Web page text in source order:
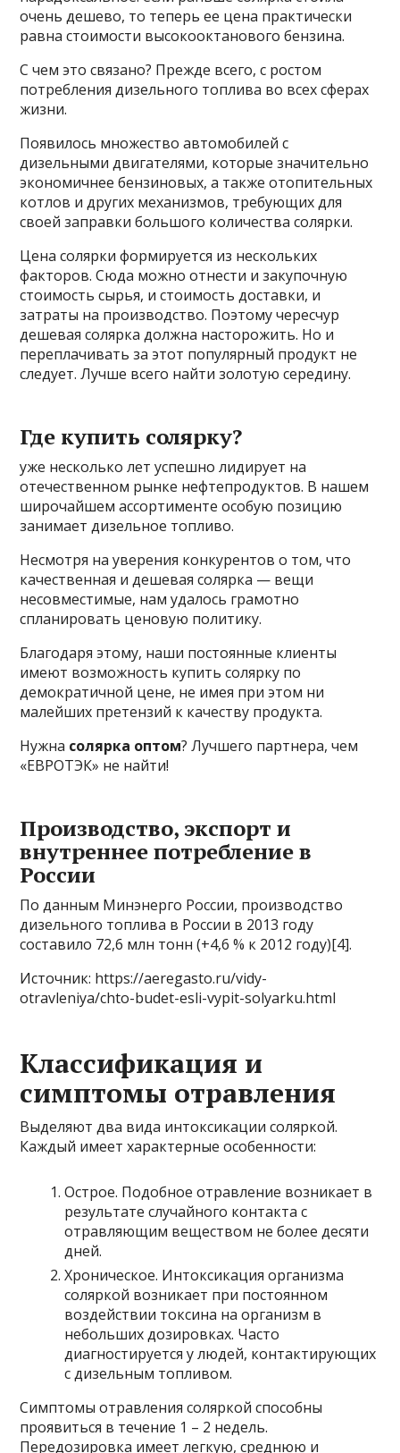
очень дешево, то теперь ее цена практически
равна стоимости высокооктанового бензина.
С чем это связано? Прежде всего, с ростом
потребления дизельного топлива во всех сферах
жизни.
Появилось множество автомобилей с
дизельными двигателями, которые значительно
экономичнее бензиновых, а также отопительных
котлов и других механизмов, требующих для
своей заправки большого количества солярки.
Цена солярки формируется из нескольких
факторов. Сюда можно отнести и закупочную
стоимость сырья, и стоимость доставки, и
затраты на производство. Поэтому чересчур
дешевая солярка должна насторожить. Но и
переплачивать за этот популярный продукт не
следует. Лучше всего найти золотую середину.
Где купить солярку?
уже несколько лет успешно лидирует на
отечественном рынке нефтепродуктов. В нашем
широчайшем ассортименте особую позицию
занимает дизельное топливо.
Несмотря на уверения конкурентов о том, что
качественная и дешевая солярка — вещи
несовместимые, нам удалось грамотно
спланировать ценовую политику.
Благодаря этому, наши постоянные клиенты
имеют возможность купить солярку по
демократичной цене, не имея при этом ни
малейших претензий к качеству продукта.
Нужна солярка оптом? Лучшего партнера, чем
«ЕВРОТЭК» не найти!
Производство, экспорт и
внутреннее потребление в
России
По данным Минэнерго России, производство
дизельного топлива в России в 2013 году
составило 72,6 млн тонн (+4,6 % к 2012 году)[4].
Источник: https://aeregasto.ru/vidy-
otravleniya/chto-budet-esli-vypit-solyarku.html
Классификация и
симптомы отравления
Выделяют два вида интоксикации соляркой.
Каждый имеет характерные особенности:
Острое. Подобное отравление возникает в
результате случайного контакта с
отравляющим веществом не более десяти
дней.
Хроническое. Интоксикация организма
соляркой возникает при постоянном
воздействии токсина на организм в
небольших дозировках. Часто
диагностируется у людей, контактирующих
с дизельным топливом.
Симптомы отравления соляркой способны
проявиться в течение 1 – 2 недель.
Передозировка имеет легкую, среднюю и